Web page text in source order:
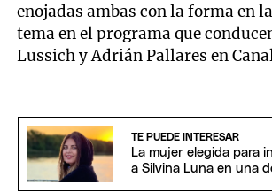
enojadas ambas con la forma en
tema en el programa que
Lussich y Adrián Pallares en
TE PUEDE INTERESAR
La mujer elegida para
a Silvina Luna en una